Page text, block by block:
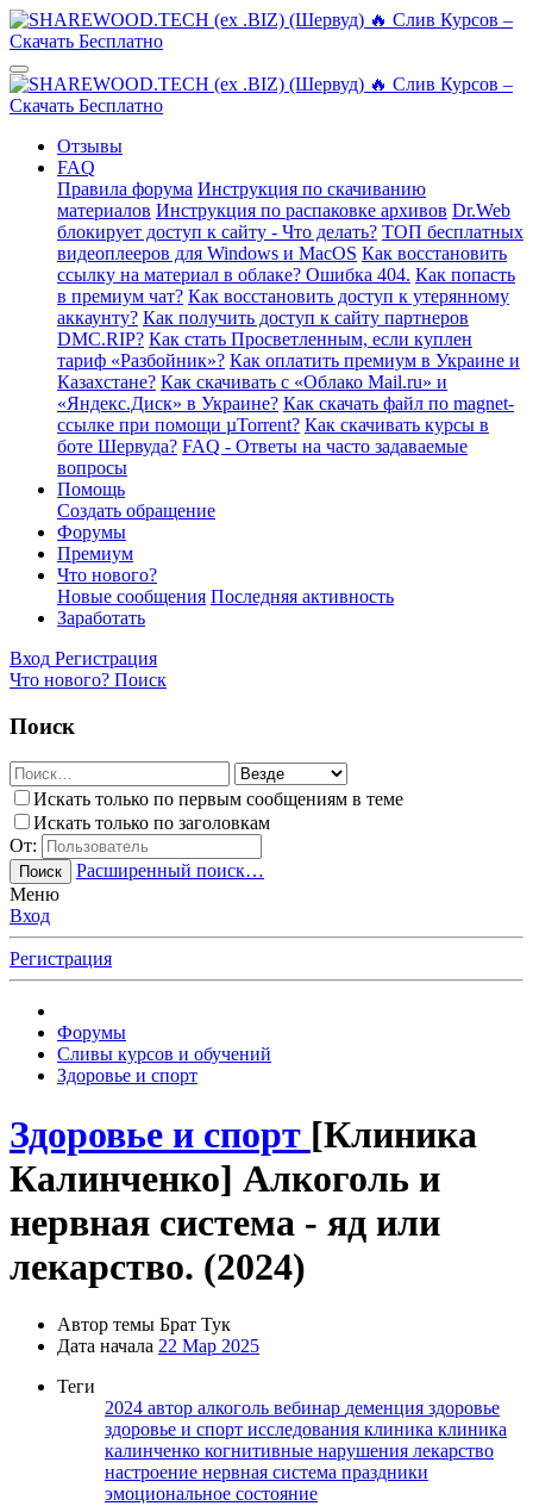
Отзывы
FAQ
Правила форума Инструкция по скачиванию
материалов Инструкция по распаковке архивов Dr.Web
блокирует доступ к сайту - Что делать? ТОП бесплатных
видеоплееров для Windows и MacOS Как восстановить
ссылку на материал в облаке? Ошибка 404. Как попасть
в премиум чат? Как восстановить доступ к утерянному
аккаунту? Как получить доступ к сайту партнеров
DMC.RIP? Как стать Просветленным, если куплен
тариф «Разбойник»? Как оплатить премиум в Украине и
Казахстане? Как скачивать с «Облако Mail.ru» и
«Яндекс.Диск» в Украине? Как скачать файл по magnet-
ссылке при помощи µTorrent? Как скачивать курсы в
боте Шервуда? FAQ - Ответы на часто задаваемые
вопросы
Помощь
Создать обращение
Форумы
Премиум
Что нового?
Новые сообщения Последняя активность
Заработать
Вход Регистрация
Что нового? Поиск
Поиск
Искать только по первым сообщениям в теме
Искать только по заголовкам
От:
Поиск
Расширенный поиск…
Меню
Вход
Регистрация
Форумы
Сливы курсов и обучений
Здоровье и спорт
Здоровье и спорт [Клиника
Калинченко] Алкоголь и
нервная система - яд или
лекарство. (2024)
Автор темы Брат Тук
Дата начала 22 Мар 2025
Теги
2024 автор алкоголь вебинар деменция здоровье
здоровье и спорт исследования клиника клиника
калинченко когнитивные нарушения лекарство
настроение нервная система праздники
эмоциональное состояние